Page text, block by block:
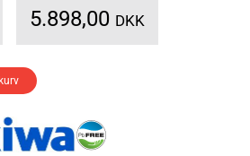
5.898,00 DKK